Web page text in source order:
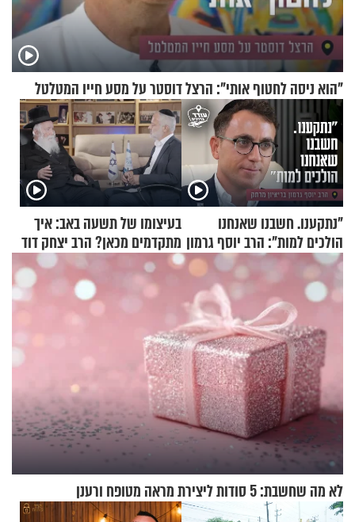
"הוא ניסה לחטוף אותי": הרצל דוסטר על מסע חייו המטלטל
"נתקענו. חשבנו שאנחנו
הולכים למות": הרב יוסף גרמון
בריאיון מרתק
בעיצומו של תשעה באב: איך
מתקדמים מכאן? הרב יצחק דוד
גרוסמן בשיחה מיוחדת
לא מה שחשבת: 5 סודות ליצירת מראה מטופח ורענן